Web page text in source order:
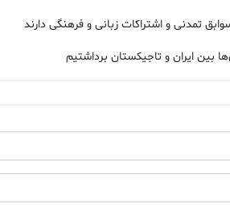
تمدنی و اشتراکات زبانی و فرهنگی دارند
بین ایران و تاجیکستان برداشتیم